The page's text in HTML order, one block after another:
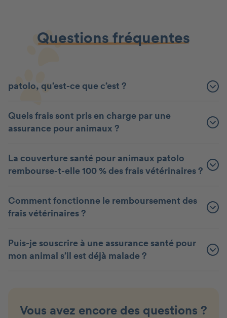
Questions fréquentes
patolo, qu’est-ce que c’est ?
Quels frais sont pris en charge par une
assurance pour animaux ?
La couverture santé pour animaux patolo
rembourse-t-elle 100 % des frais vétérinaires ?
Comment fonctionne le remboursement des
frais vétérinaires ?
Puis-je souscrire à une assurance santé pour
mon animal s’il est déjà malade ?
Vous avez encore des questions ?